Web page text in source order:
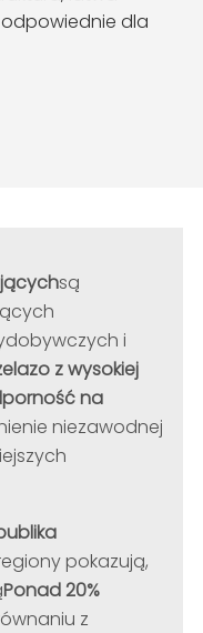
dla
są
i
z wysokiej
na
niezawodnej
pokazują,
Ponad 20%
z